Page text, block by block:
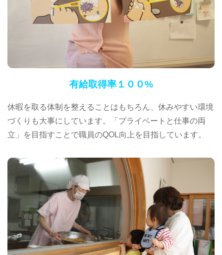
有給取得率１００%
休暇を取る体制を整えることはもちろん、休みやすい環境
づくりも大事にしています。「プライベートと仕事の両
立」を目指すことで職員のQOL向上を目指しています。